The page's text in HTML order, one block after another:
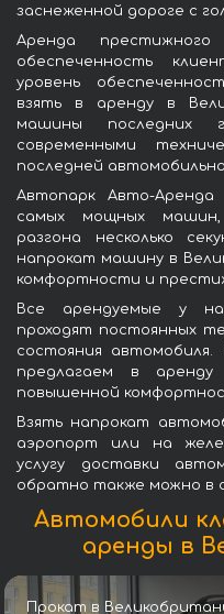
заснеженной дороге с
Аренда престижного
обеспеченность
уровень
взять в аренду в
машины последних
современными
последней
Автопарк Авто-
самых мощных
разгона несколько
напрокат машину в
комфортности и
Все арендуемые у
проходят постоянных
состояния
предлагаем в
повышенной
Взять напрокат
аэропорт или на
услугу доставки
обратно также можно в
Автомобили
аренды в
Прокат в